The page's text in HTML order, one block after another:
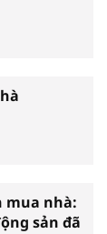
mua nhà:
sản đã